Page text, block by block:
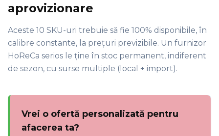
aprovizionare
Aceste 10 SKU-uri trebuie să fie 100% disponibile, în
calibre constante, la prețuri previzibile. Un furnizor
HoReCa serios le ține în stoc permanent, indiferent
de sezon, cu surse multiple (local + import).
Vrei o ofertă personalizată pentru
afacerea ta?